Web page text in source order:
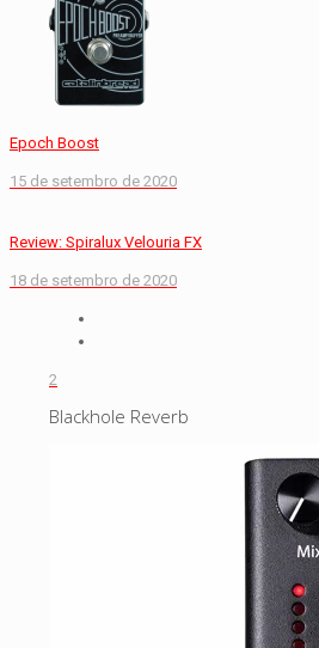
Epoch Boost
15 de setembro de 2020
Review: Spiralux Velouria FX
18 de setembro de 2020
2
Blackhole Reverb